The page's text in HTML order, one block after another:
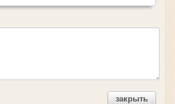
закрыть